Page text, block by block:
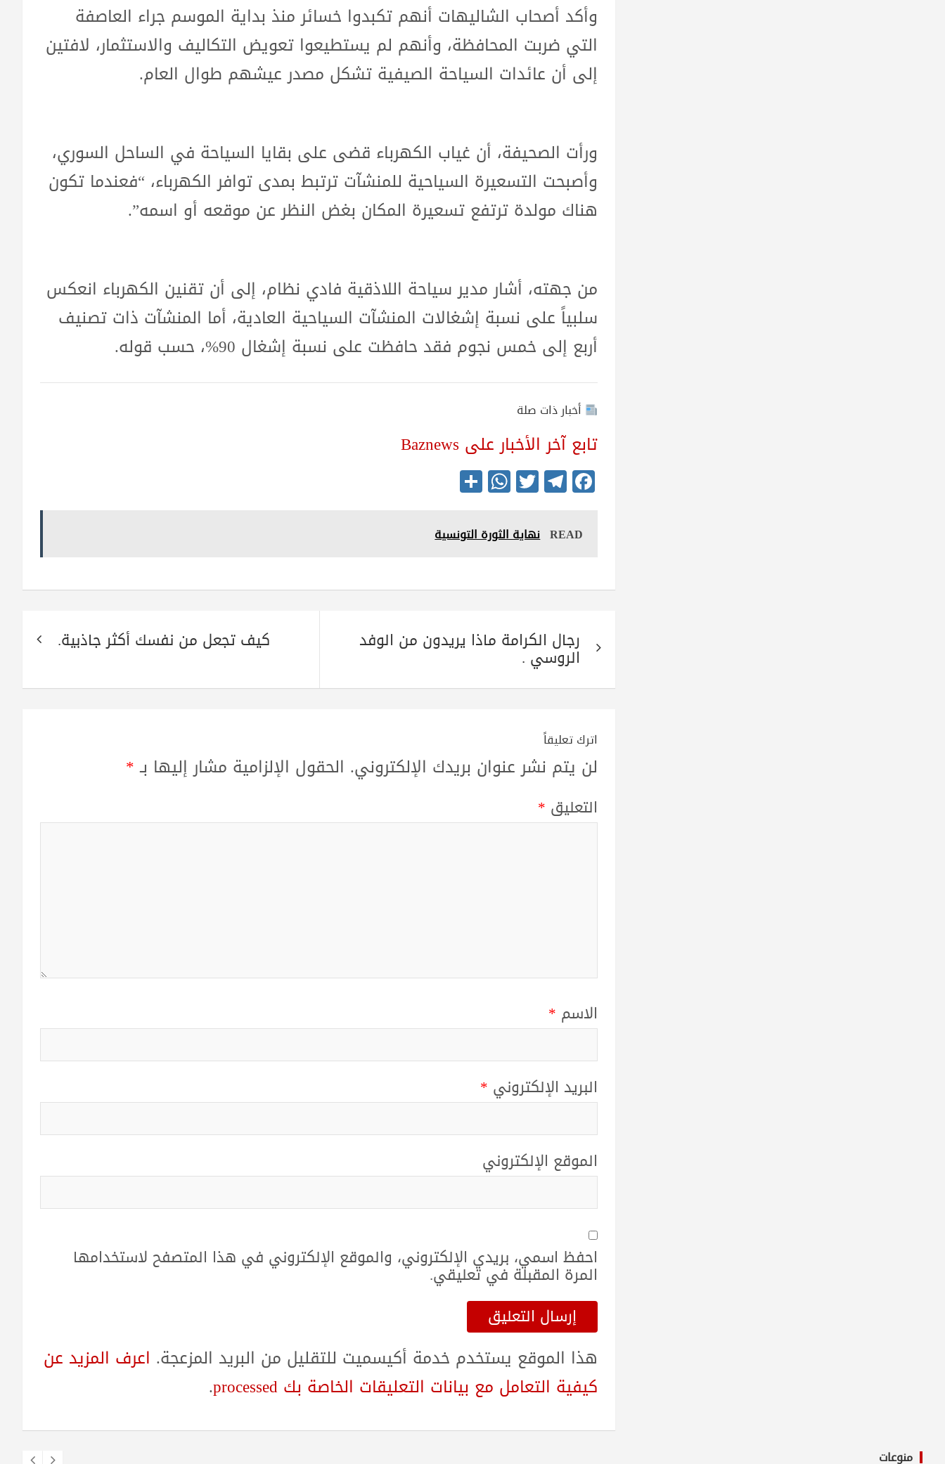
وأكد أصحاب الشاليهات أنهم تكبدوا خسائر منذ بداية الموسم جراء العاصفة
التي ضربت المحافظة، وأنهم لم يستطيعوا تعويض التكاليف والاستثمار، لافتين
إلى أن عائدات السياحة الصيفية تشكل مصدر عيشهم طوال العام.
ورأت الصحيفة، أن غياب الكهرباء قضى على بقايا السياحة في الساحل السوري،
وأصبحت التسعيرة السياحية للمنشآت ترتبط بمدى توافر الكهرباء، “فعندما تكون
هناك مولدة ترتفع تسعيرة المكان بغض النظر عن موقعه أو اسمه”.
من جهته، أشار مدير سياحة اللاذقية فادي نظام، إلى أن تقنين الكهرباء انعكس
سلبياً على نسبة إشغالات المنشآت السياحية العادية، أما المنشآت ذات تصنيف
أربع إلى خمس نجوم فقد حافظت على نسبة إشغال 90%، حسب قوله.
أخبار ذات صلة
تابع آخر الأخبار على Baznews
Fa
ce
bo
ok
Te
le
gr
a
T
wi
tte
r
W
ha
ts
A
S
ha
re READ نهاية الثورة التونسية
المقالاترجال الكرامة ماذا يريدون من الوفد
الروسي .
كيف تجعل من نفسك أكثر جاذبية.
اترك تعليقاً
لن يتم نشر عنوان بريدك الإلكتروني. الحقول الإلزامية مشار إليها بـ*
التعليق *
الاسم *
البريد الإلكتروني *
الموقع الإلكتروني
احفظ اسمي، بريدي الإلكتروني، والموقع الإلكتروني في هذا المتصفح لاستخدامها
المرة المقبلة في تعليقي.
هذا الموقع يستخدم خدمة أكيسميت للتقليل من البريد المزعجة. اعرف المزيد عن
كيفية التعامل مع بيانات التعليقات الخاصة بك processed
.
منوعات